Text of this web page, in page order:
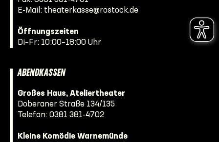
E-Mail: theaterkasse@rostock.de
Öffnungszeiten
Di–Fr: 10:00–18:00 Uhr
ABENDKASSEN
Großes Haus, Ateliertheater
Doberaner Straße 134/135
Telefon: 0381 381-4702
Kleine Komödie Warnemünde